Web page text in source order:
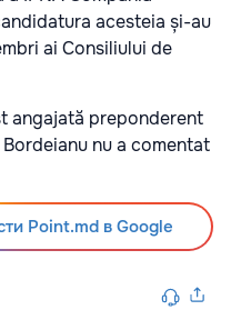
acesteia și-au
ai Consiliului de
angajată preponderent
nu a comentat
Point.md в Google